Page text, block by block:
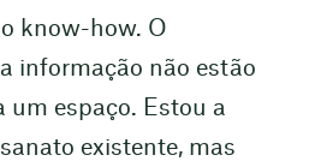
know-how. O
informação não estão
um espaço. Estou a
existente, mas